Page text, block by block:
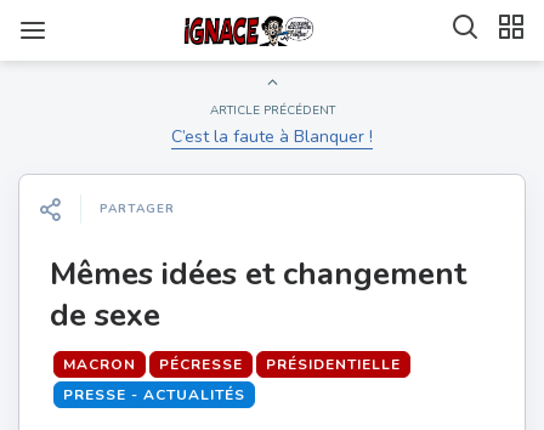
ARTICLE PRÉCÉDENT
C’est la faute à Blanquer !
PARTAGER
Mêmes idées et changement
de sexe
MACRON PÉCRESSE
PRÉSIDENTIELLE
PRESSE - ACTUALITÉS